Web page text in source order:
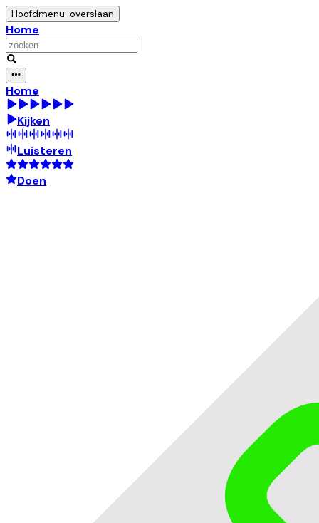
Hoofdmenu: overslaan
Home
Home
Kijken
Luisteren
Doen